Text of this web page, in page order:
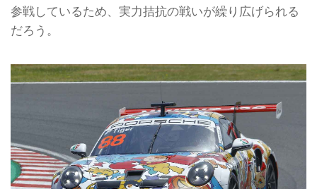
参戦しているため、実力拮抗の戦いが繰り広げられる
だろう。